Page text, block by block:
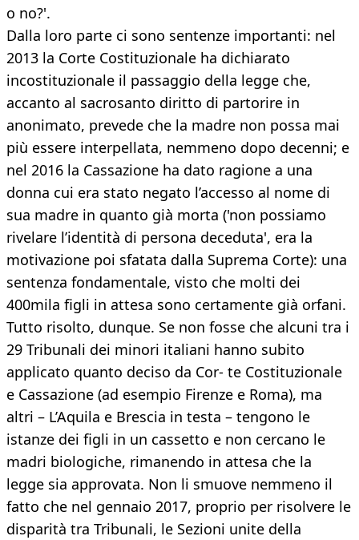
o no?'.
Dalla loro parte ci sono sentenze importanti: nel
2013 la Corte Costituzionale ha dichiarato
incostituzionale il passaggio della legge che,
accanto al sacrosanto diritto di partorire in
anonimato, prevede che la madre non possa mai
più essere interpellata, nemmeno dopo decenni; e
nel 2016 la Cassazione ha dato ragione a una
donna cui era stato negato l’accesso al nome di
sua madre in quanto già morta ('non possiamo
rivelare l’identità di persona deceduta', era la
motivazione poi sfatata dalla Suprema Corte): una
sentenza fondamentale, visto che molti dei
400mila figli in attesa sono certamente già orfani.
Tutto risolto, dunque. Se non fosse che alcuni tra i
29 Tribunali dei minori italiani hanno subito
applicato quanto deciso da Cor- te Costituzionale
e Cassazione (ad esempio Firenze e Roma), ma
altri – L’Aquila e Brescia in testa – tengono le
istanze dei figli in un cassetto e non cercano le
madri biologiche, rimanendo in attesa che la
legge sia approvata. Non li smuove nemmeno il
fatto che nel gennaio 2017, proprio per risolvere le
disparità tra Tribunali, le Sezioni unite della